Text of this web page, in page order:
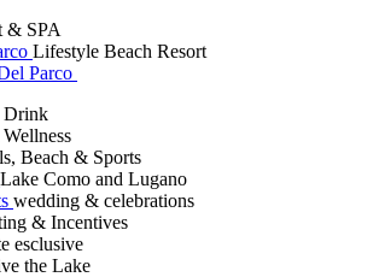
& SPA
Lifestyle Beach Resort
Parco
Drink
Beach & Sports
Lake Como and Lugano
wedding & celebrations
& Incentives
esclusive
the Lake